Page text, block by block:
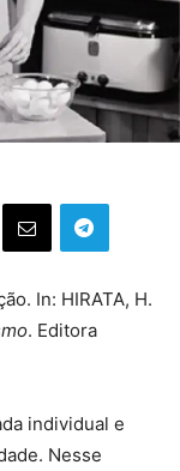
In: HIRATA, H.
. Editora
individual e
Nesse